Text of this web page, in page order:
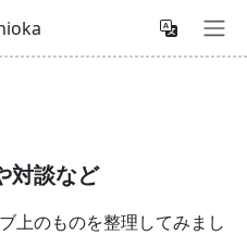
対談など
上のものを整理してみまし